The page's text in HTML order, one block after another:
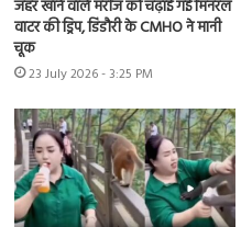
जहर खाने वाले मरीज को चढ़ाई गई मिनरल
वाटर की ड्रिप, डिंडौरी के CMHO ने मानी
चूक
23 July 2026 - 3:25 PM